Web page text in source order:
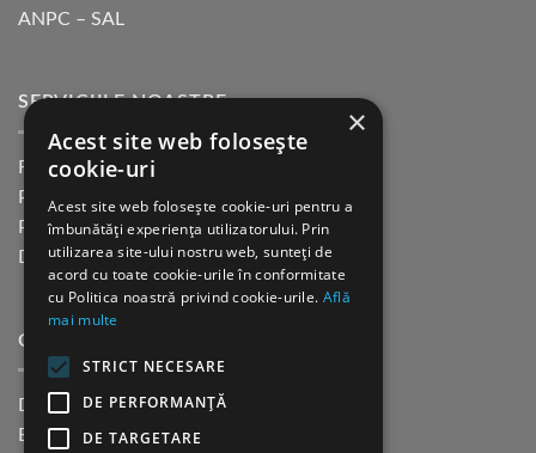
ANPC – SAL
SERVICIILE NOASTRE
Returnare in 30 de zile
Plata cu cardul Guerrilla
Plata in rate fara dobanda
Distributie sau profesionisti
CINE SUNTEM?
Despre noi
Blog
×
Acest site web folosește
cookie-uri
Acest site web folosește cookie-uri pentru a
îmbunătăți experiența utilizatorului. Prin
utilizarea site-ului nostru web, sunteți de
acord cu toate cookie-urile în conformitate
cu Politica noastră privind cookie-urile. Află
mai multe
STRICT NECESARE
DE PERFORMANȚĂ
DE TARGETARE